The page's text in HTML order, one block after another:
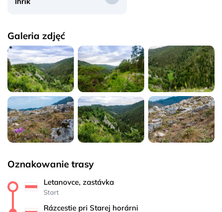
Galeria zdjęć
Oznakowanie trasy
Letanovce, zastávka
Start
Rázcestie pri Starej horárni